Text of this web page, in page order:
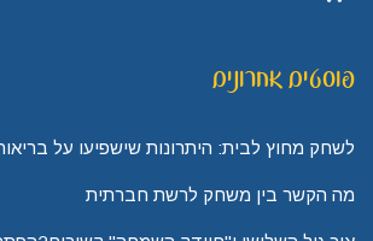
פוסטים אחרונים
לשחק מחוץ לבית: היתרונות שישפיעו על
מה הקשר בין משחק לרשת חברתית